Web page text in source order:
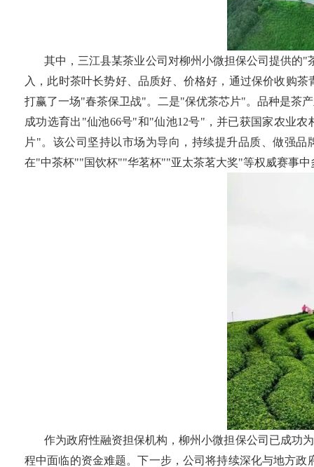
其中，三江县某茶业公司对柳州小微担保公司提供的
入，此时茶叶长势好、品质好、价格好，通过保价收购
打赢了一场"春茶保卫战"。二是"保优茶芯片"。品种是茶
成功选育出"仙池66号"和"仙池12号"，并已获国家农业
片"。该公司坚持以市场为导向，持续提升品质、做强
在"中茶杯""国饮杯""华茗杯""亚太茶茗大奖"等权威赛事
作为政府性融资担保机构，柳州小微担保公司已成功
程中面临的资金难题。下一步，公司将持续深化与地方